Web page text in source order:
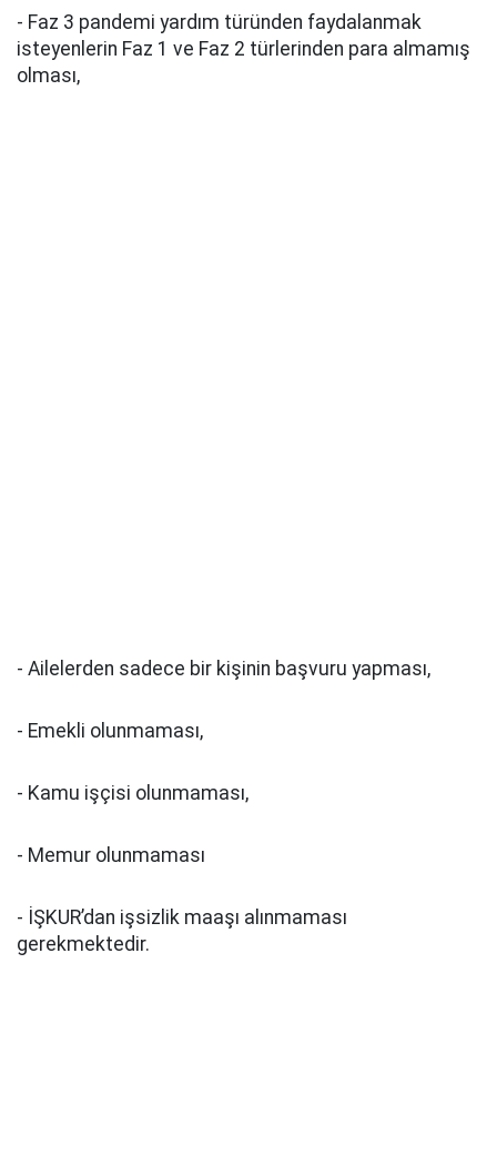
- Faz 3 pandemi yardım türünden faydalanmak
isteyenlerin Faz 1 ve Faz 2 türlerinden para almamış
olması,
- Ailelerden sadece bir kişinin başvuru yapması,
- Emekli olunmaması,
- Kamu işçisi olunmaması,
- Memur olunmaması
- İŞKUR’dan işsizlik maaşı alınmaması
gerekmektedir.